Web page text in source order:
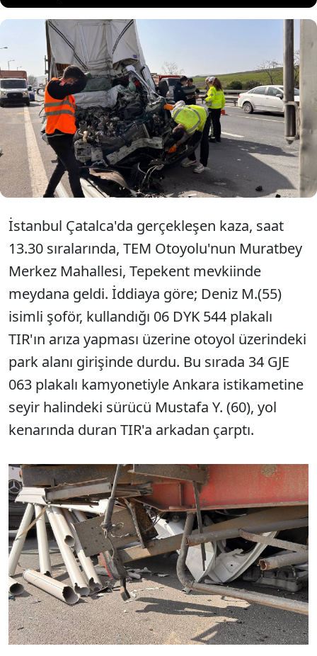
Çatalca'da, arıza yaparak yol kenarında duran
TIR'a arkadan gelen kamyonet çarptı.
Kamyonetin hurdaya döndüğü kazada, sürücü
Mustafa Y., yaralı olarak kurtarıldı. Ambulansla
hastaneye kaldırılan sürücünün durumunun iyi
olduğu öğrenildi.
İstanbul Çatalca'da gerçekleşen kaza, saat
13.30 sıralarında, TEM Otoyolu'nun Muratbey
Merkez Mahallesi, Tepekent mevkiinde
meydana geldi. İddiaya göre; Deniz M.(55)
isimli şoför, kullandığı 06 DYK 544 plakalı
TIR'ın arıza yapması üzerine otoyol üzerindeki
park alanı girişinde durdu. Bu sırada 34 GJE
063 plakalı kamyonetiyle Ankara istikametine
seyir halindeki sürücü Mustafa Y. (60), yol
kenarında duran TIR'a arkadan çarptı.